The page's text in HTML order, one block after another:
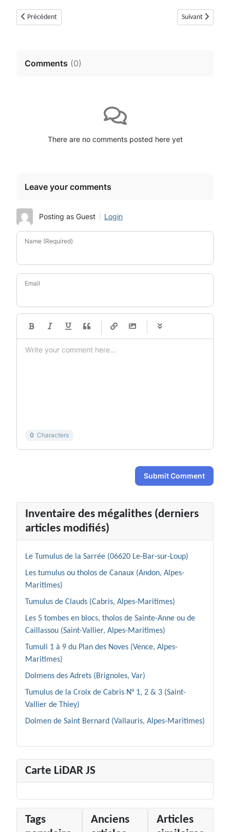
Article précédent : Tombe en bloc de Sargier, Tholos de Sargier ou
Précédent Article suivant :
Suivant
Comments (0)
There are no comments posted here yet
Leave your comments
Posting as Guest Login
Name (Required)
Email
-
-
-
-
0 Characters
Submit Comment
Inventaire des mégalithes (derniers
articles modifiés)
Le Tumulus de la Sarrée (06620 Le-Bar-sur-Loup)
Les tumulus ou tholos de Canaux (Andon, Alpes-
Maritimes)
Tumulus de Clauds (Cabris, Alpes-Maritimes)
Les 5 tombes en blocs, tholos de Sainte-Anne ou de
Caillassou (Saint-Vallier, Alpes-Maritimes)
Tumuli 1 à 9 du Plan des Noves (Vence, Alpes-
Maritimes)
Dolmens des Adrets (Brignoles, Var)
Tumulus de la Croix de Cabris N° 1, 2 & 3 (Saint-
Vallier de Thiey)
Dolmen de Saint Bernard (Vallauris, Alpes-Maritimes)
Carte LiDAR JS
Tags
Anciens
Articles